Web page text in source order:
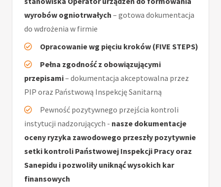
wyrobów ogniotrwałych – gotowa dokumentacja
do wdrożenia w firmie
Opracowanie wg pięciu kroków (FIVE STEPS)
Pełna zgodność z obowiązującymi
przepisami– dokumentacja akceptowalna przez
PIP oraz Państwową Inspekcję Sanitarną
Pewność pozytywnego przejścia kontroli
instytucji nadzorujących - nasze dokumentacje
oceny ryzyka zawodowego przeszły pozytywnie
setki kontroli Państwowej Inspekcji Pracy oraz
Sanepidu i pozwoliły uniknąć wysokich kar
finansowych